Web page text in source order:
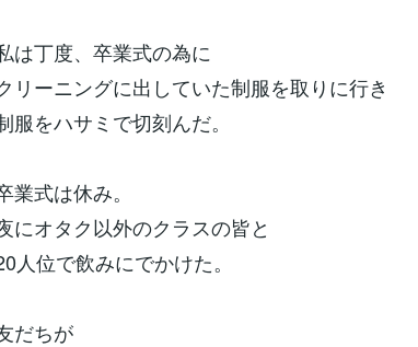
は丁度、卒業式の為に
リーニングに出していた制服を取りに行き
服をハサミで切刻んだ。
業式は休み。
にオタク以外のクラスの皆と
人位で飲みにでかけた。
だちが